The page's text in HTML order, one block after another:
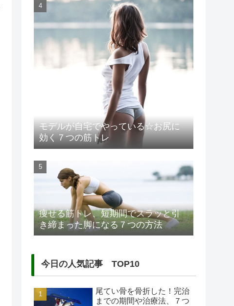
モデルが自宅でやっている☆お尻に
効く７つの筋トレ
痩せる筋トレ、短期間でスラッと引
き締まった脚になる７つの方法
今日の人気記事 TOP10
尾てい骨を骨折した！完治
までの期間や治療法、７つ